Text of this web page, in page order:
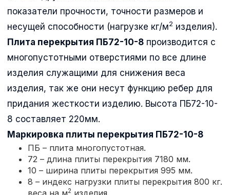
показатели прочности, точности размеров и
несущей способности (нагрузке кг/м2 изделия).
Плита перекрытия ПБ72-10-8 производится с
многопустотными отверстиями по все длине
изделия служащими для снижения веса
изделия, так же они несут функцию ребер для
придания жесткости изделию. Высота ПБ72-10-
8 составляет 220мм.
Маркировка плиты перекрытия ПБ72-10-8
ПБ – плита многопустотная.
72 – длина плиты перекрытия 7180 мм.
10 – ширина плиты перекрытия 995 мм.
8 – индекс нагрузки плиты перекрытия 800 кг.
веса на м2 изделия.